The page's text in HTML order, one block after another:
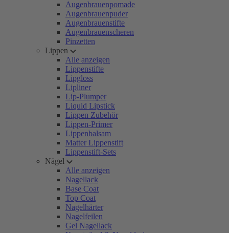
Augenbrauenpomade
Augenbrauenpuder
Augenbrauenstifte
Augenbrauenscheren
Pinzetten
Lippen
Alle anzeigen
Lippenstifte
Lipgloss
Lipliner
Lip-Plumper
Liquid Lipstick
Lippen Zubehör
Lippen-Primer
Lippenbalsam
Matter Lippenstift
Lippenstift-Sets
Nägel
Alle anzeigen
Nagellack
Base Coat
Top Coat
Nagelhärter
Nagelfeilen
Gel Nagellack